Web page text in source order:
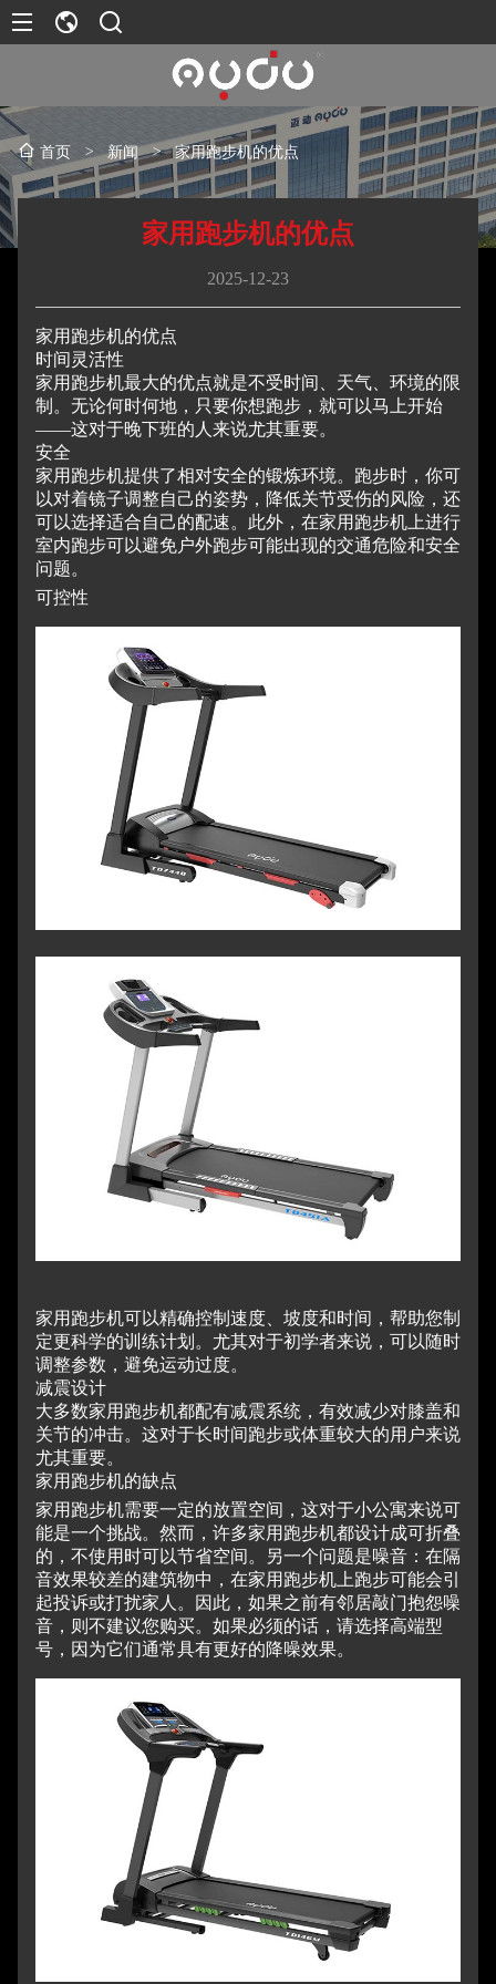
首页 > 新闻 > 家用跑步机的优点
家用跑步机的优点
2025-12-23
家用跑步机的优点
时间灵活性
家用跑步机最大的优点就是不受时间、天气、环境的限
制。 无论何时何地，只要你想跑步，就可以马上开始
——这对于晚下班的人来说尤其重要。
安全
家用跑步机提供了相对安全的锻炼环境。 跑步时，你可
以对着镜子调整自己的姿势，降低关节受伤的风险，还
可以选择适合自己的配速。 此外，在家用跑步机上进行
室内跑步可以避免户外跑步可能出现的交通危险和安全
问题。
可控性
家用跑步机可以精确控制速度、坡度和时间，帮助您制
定更科学的训练计划。 尤其对于初学者来说，可以随时
调整参数，避免运动过度。
减震设计
大多数家用跑步机都配有减震系统，有效减少对膝盖和
关节的冲击。 这对于长时间跑步或体重较大的用户来说
尤其重要。
家用跑步机的缺点
家用跑步机需要一定的放置空间，这对于小公寓来说可
能是一个挑战。 然而，许多家用跑步机都设计成可折叠
的，不使用时可以节省空间。
另一个问题是噪音：在隔
音效果较差的建筑物中，在家用跑步机上跑步可能会引
起投诉或打扰家人。
因此，如果之前有邻居敲门抱怨噪
音，则不建议您购买。 如果必须的话，请选择高端型
号，因为它们通常具有更好的降噪效果。